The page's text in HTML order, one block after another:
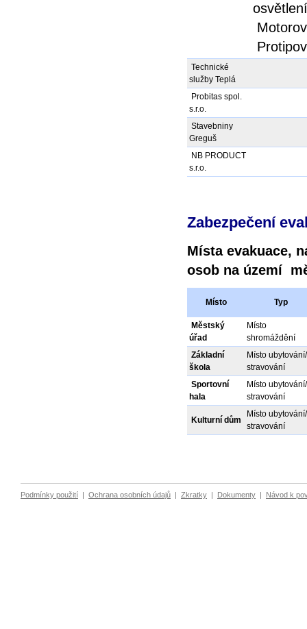
Technické
služby Teplá
Probitas spol.
s.r.o.
Stavebniny
Greguš
NB PRODUCT
s.r.o.
Zabezpečení
Místa evakuace,
osob na území
Místo Typ
Městský
úřad
Místo
shromáždění
Základní
škola
Místo ubytování/
stravování
Sportovní
hala
Místo ubytování/
stravování
Kulturní dům
Místo ubytování/
stravování
Podmínky použití | Ochrana osobních údajů | Zkratky | Dokumenty | Návod k